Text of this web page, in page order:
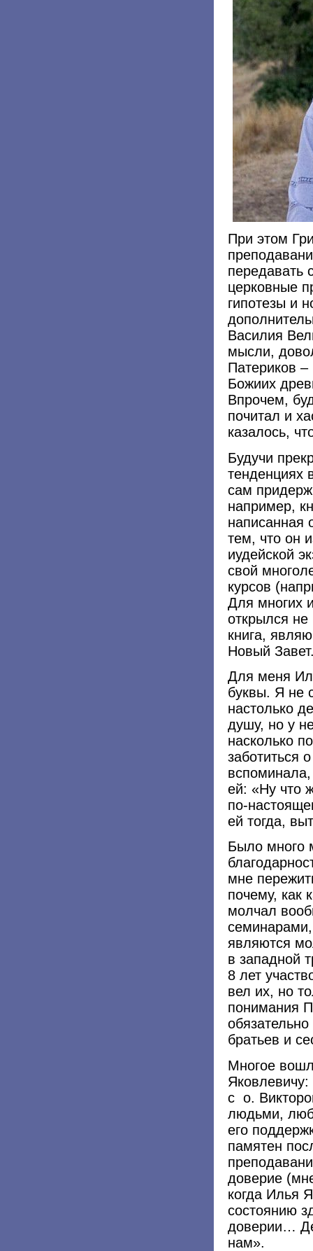
При этом
передавать
церковные
гипотезы и
Василия
мысли,
Патериков
Божиих
Впрочем,
почитал и
казалось,
Будучи
тенденциях
сам
например,
написанная
тем, что он
иудейской
свой
курсов
Для многих
открылся не
книга,
Новый
Для меня
буквы. Я не
настолько
душу, но у
насколько
заботиться
вспоминала,
ей: «Ну что
по-
ей тогда,
Было много
мне
почему, как
молчал
являются
в западной
8 лет
вел их, но
понимания
братьев и
Многое
Яковлевичу:
с о.
людьми,
его
памятен
доверие
когда Илья
состоянию
доверии…
нам».